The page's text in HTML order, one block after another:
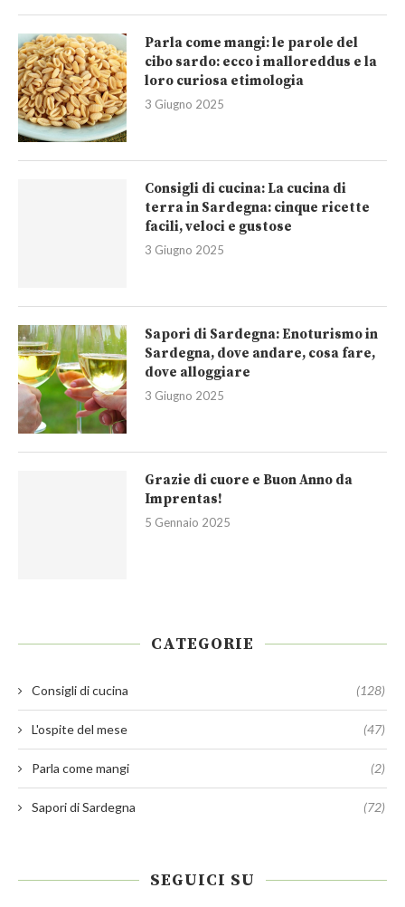
Parla come mangi: le parole del
cibo sardo: ecco i malloreddus e la
loro curiosa etimologia
3 Giugno 2025
Consigli di cucina: La cucina di
terra in Sardegna: cinque ricette
facili, veloci e gustose
3 Giugno 2025
Sapori di Sardegna: Enoturismo in
Sardegna, dove andare, cosa fare,
dove alloggiare
3 Giugno 2025
Grazie di cuore e Buon Anno da
Imprentas!
5 Gennaio 2025
CATEGORIE
Consigli di cucina (128)
L'ospite del mese (47)
Parla come mangi (2)
Sapori di Sardegna (72)
SEGUICI SU